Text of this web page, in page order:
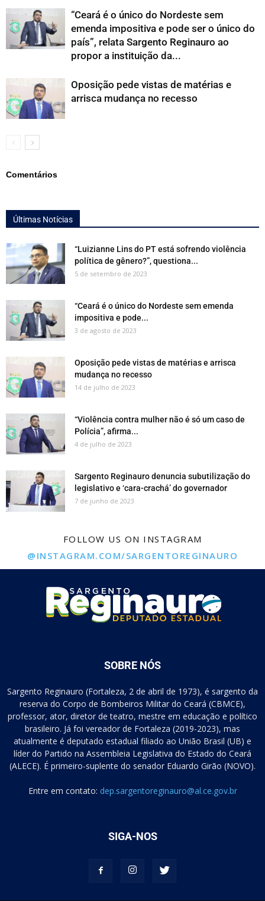
“Ceará é o único do Nordeste sem
emenda impositiva e pode ser o único do
país”, relata Sargento Reginauro ao
propor a instituição da...
Oposição pede vistas de matérias e
arrisca mudança no recesso
Comentários
Últimas Notícias
“Luizianne Lins do PT está sofrendo violência
política de gênero?”, questiona...
5 de setembro de 2023
“Ceará é o único do Nordeste sem emenda
impositiva e pode...
3 de agosto de 2023
Oposição pede vistas de matérias e arrisca
mudança no recesso
14 de julho de 2023
“Violência contra mulher não é só um caso de
Polícia”, afirma...
4 de julho de 2023
Sargento Reginauro denuncia subutilização do
legislativo e ‘cara-crachá’ do governador
7 de junho de 2023
FOLLOW US ON INSTAGRAM
@INSTAGRAM.COM/SARGENTOREGINAURO
SOBRE NÓS
Sargento Reginauro (Fortaleza, 2 de abril de 1973), é sargento da
reserva do Corpo de Bombeiros Militar do Ceará (CBMCE),
professor, ator, diretor de teatro, mestre em educação e político
brasileiro. Já foi vereador de Fortaleza (2019-2023), mas
atualmente é deputado estadual filiado ao União Brasil (UB) e
líder do Partido na Assembleia Legislativa do Estado do Ceará
(ALECE). É primeiro-suplente do senador Eduardo Girão (NOVO).
Entre em contato: dep.sargentoreginauro@al.ce.gov.br
SIGA-NOS